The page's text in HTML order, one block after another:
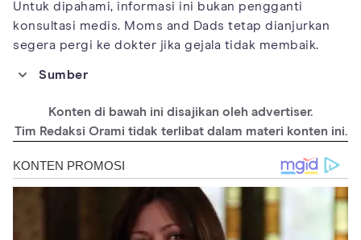
Untuk dipahami, informasi ini bukan pengganti
konsultasi medis. Moms and Dads tetap dianjurkan
segera pergi ke dokter jika gejala tidak membaik.
Sumber
vometa%20ft
https://medbroadcast.com/drug/getdrug/ratio-domperidone
oral-route/proper-use/drg-20063481
Konten di bawah ini disajikan oleh advertiser.
Tim Redaksi Orami tidak terlibat dalam materi konten ini.